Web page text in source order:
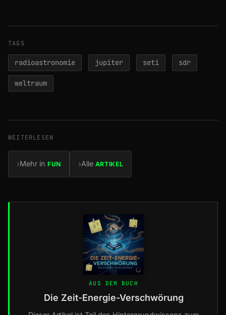
TAGS
radioastronomie jupiter seti sdr
weltraum
WEITERLESEN
›Mehr in FUN ›Alle ARTIKEL
AUS DEM BUCH
Die Zeit-Energie-Verschwörung